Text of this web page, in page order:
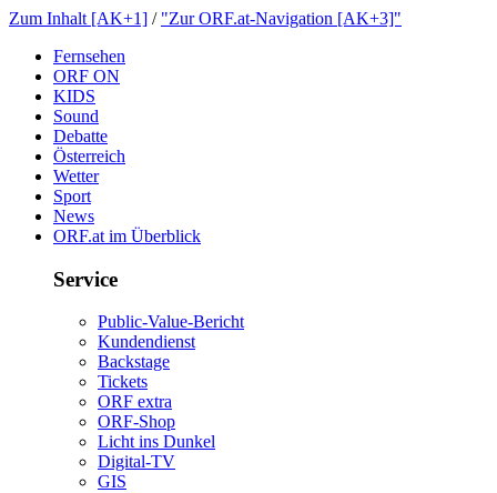
ZumInhalt[AK+1] / "ZurORF.at-Navigation[AK+3]"
Fernsehen
ORFON
KIDS
Sound
Debatte
Österreich
Wetter
Sport
News
ORF.atimÜberblick
Service
Public-Value-Bericht
Kundendienst
Backstage
Tickets
ORFextra
ORF-Shop
LichtinsDunkel
Digital-TV
GIS